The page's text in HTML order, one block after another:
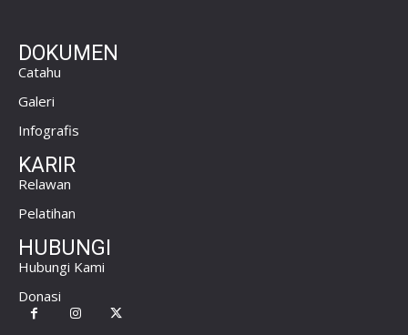
DOKUMEN
Catahu
Galeri
Infografis
KARIR
Relawan
Pelatihan
HUBUNGI
Hubungi Kami
Donasi